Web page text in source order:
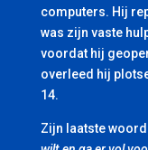
computers. Hij
was zijn vaste
voordat hij
overleed hij
14.
Zijn laatste